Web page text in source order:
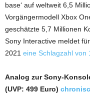
base‘ auf weltweit 6,5
Vorgängermodell Xbox
geschätzte 5,7 Millionen
Sony Interactive meldet
2021 eine Schlagzahl von
Analog zur Sony-
(UVP: 499 Euro)